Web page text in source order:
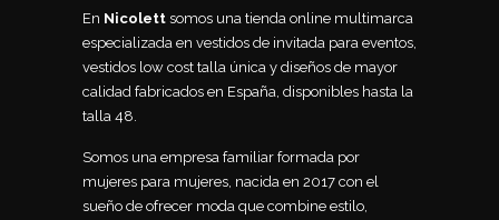
En Nicolett somos una tienda online multimarca
especializada en vestidos de invitada para eventos,
vestidos low cost talla única y diseños de mayor
calidad fabricados en España, disponibles hasta la
talla 48.
Somos una empresa familiar formada por
mujeres para mujeres, nacida en 2017 con el
sueño de ofrecer moda que combine estilo,